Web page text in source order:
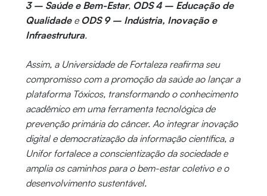
3 – Saúde e Bem-Estar, ODS 4 – Educação de
Qualidadee ODS 9 – Indústria, Inovação e
Infraestrutura.
Assim, a Universidade de Fortaleza reafirma seu
compromisso com a promoção da saúde ao lançar a
plataforma Tóxicos, transformando o conhecimento
acadêmico em uma ferramenta tecnológica de
prevenção primária do câncer. Ao integrar inovação
digital e democratização da informação científica, a
Unifor fortalece a conscientização da sociedade e
amplia os caminhos para o bem-estar coletivo e o
desenvolvimento sustentável.